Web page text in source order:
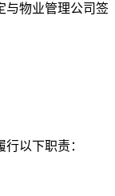
与物业管理公司签
以下职责：